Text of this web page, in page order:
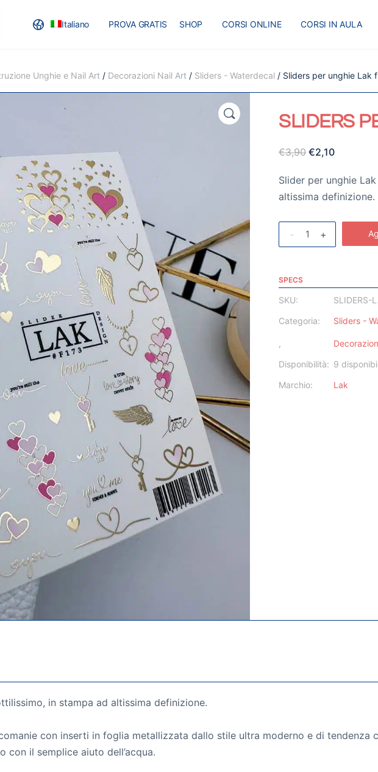
Italiano PROVA GRATIS SHOP CORSI ONLINE CORSI IN AULA
RECENSIONI MASTER BLOG
Unghie e Nail Art / Decorazioni Nail Art / Sliders - Waterdecal / Sliders per unghie Lak
🔍 SLIDERS
€3,90 €2,10
Slider per unghie
altissima definizione.
- +
SPECS
SKU:
SLIDERS-
Categoria:
Sliders -
,
Disponibilità: 9
Marchio:
Lak
in stampa ad altissima definizione.
con inserti in foglia metallizzata dallo stile ultra moderno e di tendenza
il semplice aiuto dell’acqua.